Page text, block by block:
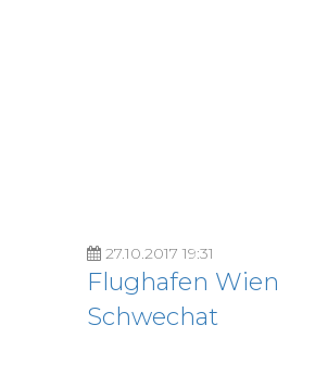
27.10.2017 19:31
Flughafen Wien
Schwechat